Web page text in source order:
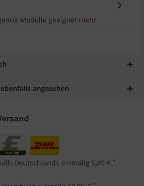
Modelle geeignet mehr
angesehen
Deutschlands einmalig 5,89 € *
*